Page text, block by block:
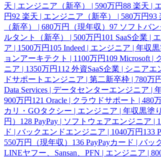
天 | エンジニア（新卒） | 590万円88 楽天 |
円92 楽天 | エンジニア（新卒） | 580万円93
（新卒） | 680万円（現年収） 97 ソフトバ
ルタント（新卒） | 500万円 101 SaaS企業 |
ア | 1500万円 105 Indeed | エンジニア | 年収黒
ョンアーキテクト | 1100万円 109 Microsoft |
ニア | 1350万円 112 外資SaaS企業 | シニアエ
ドサポートエンジニア | 第二新卒枠 | 780万円
Data Services | データセンターエンジニア |
900万円 121 Oracle | クラウドサポート | 480
カリ・GOタクシー | エンジニア | 年収黒塗り
円） 128 PayPay | ソフトウェアエンジニア |
ド | バックエンドエンジニア | 1040万円 133
550万円（現年収） 136 PayPayカード | バッ
LINEヤフー、Sansan、PFN | エンジニア |